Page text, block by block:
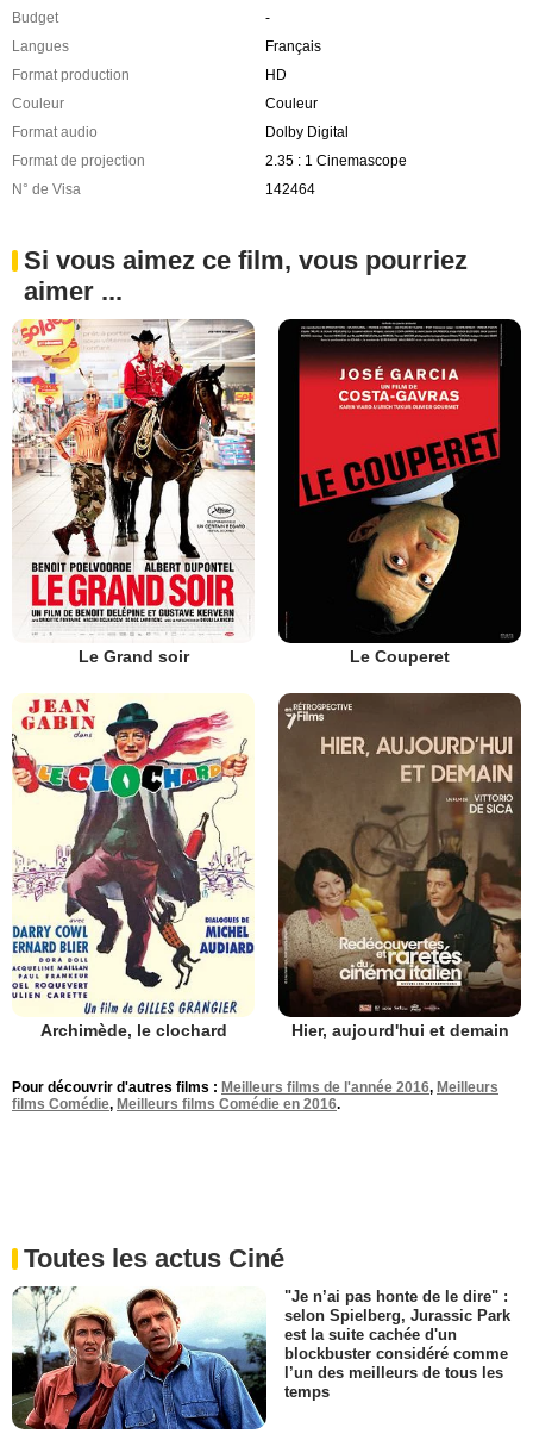
Budget
-
Langues
Français
Format production
HD
Couleur
Couleur
Format audio
Dolby Digital
Format de projection
2.35 : 1 Cinemascope
N° de Visa
142464
Si vous aimez ce film, vous pourriez
aimer ...
Le Grand soir Le Couperet
Archimède, le clochard Hier, aujourd'hui et demain
Pour découvrir d'autres films : Meilleurs films de l'année 2016, Meilleurs
films Comédie, Meilleurs films Comédie en 2016.
Toutes les actus Ciné
"Je n’ai pas honte de le dire" :
selon Spielberg, Jurassic Park
est la suite cachée d'un
blockbuster considéré comme
l’un des meilleurs de tous les
temps